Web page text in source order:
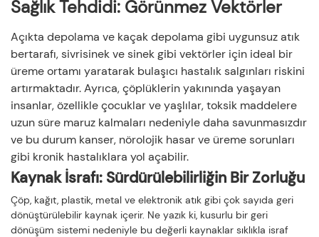
Sağlık Tehdidi: Görünmez Vektörler
Açıkta depolama ve kaçak depolama gibi uygunsuz atık
bertarafı, sivrisinek ve sinek gibi vektörler için ideal bir
üreme ortamı yaratarak bulaşıcı hastalık salgınları riskini
artırmaktadır. Ayrıca, çöplüklerin yakınında yaşayan
insanlar, özellikle çocuklar ve yaşlılar, toksik maddelere
uzun süre maruz kalmaları nedeniyle daha savunmasızdır
ve bu durum kanser, nörolojik hasar ve üreme sorunları
gibi kronik hastalıklara yol açabilir.
Kaynak İsrafı: Sürdürülebilirliğin Bir Zorluğu
Çöp, kağıt, plastik, metal ve elektronik atık gibi çok sayıda geri
dönüştürülebilir kaynak içerir. Ne yazık ki, kusurlu bir geri
dönüşüm sistemi nedeniyle bu değerli kaynaklar sıklıkla israf